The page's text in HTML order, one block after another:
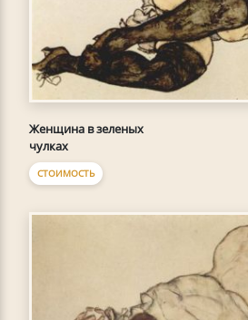
Женщина в зеленых
чулках
СТОИМОСТЬ